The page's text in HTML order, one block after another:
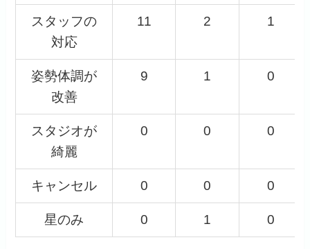
スタッフの
対応
11 2 1
姿勢体調が
改善
9 1 0
スタジオが
綺麗
0 0 0
キャンセル 0 0 0
星のみ 0 1 0